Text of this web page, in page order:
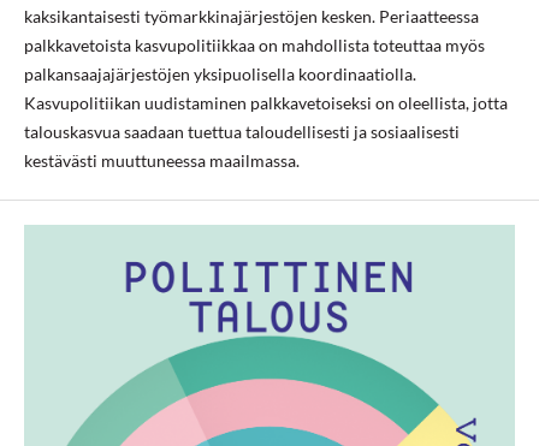
kaksikantaisesti työmarkkinajärjestöjen kesken. Periaatteessa
palkkavetoista kasvupolitiikkaa on mahdollista toteuttaa myös
palkansaajajärjestöjen yksipuolisella koordinaatiolla.
Kasvupolitiikan uudistaminen palkkavetoiseksi on oleellista, jotta
talouskasvua saadaan tuettua taloudellisesti ja sosiaalisesti
kestävästi muuttuneessa maailmassa.